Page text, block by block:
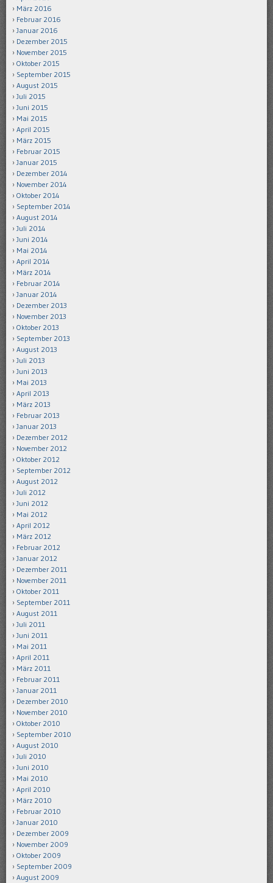
März 2016
Februar 2016
Januar 2016
Dezember 2015
November 2015
Oktober 2015
September 2015
August 2015
Juli 2015
Juni 2015
Mai 2015
April 2015
März 2015
Februar 2015
Januar 2015
Dezember 2014
November 2014
Oktober 2014
September 2014
August 2014
Juli 2014
Juni 2014
Mai 2014
April 2014
März 2014
Februar 2014
Januar 2014
Dezember 2013
November 2013
Oktober 2013
September 2013
August 2013
Juli 2013
Juni 2013
Mai 2013
April 2013
März 2013
Februar 2013
Januar 2013
Dezember 2012
November 2012
Oktober 2012
September 2012
August 2012
Juli 2012
Juni 2012
Mai 2012
April 2012
März 2012
Februar 2012
Januar 2012
Dezember 2011
November 2011
Oktober 2011
September 2011
August 2011
Juli 2011
Juni 2011
Mai 2011
April 2011
März 2011
Februar 2011
Januar 2011
Dezember 2010
November 2010
Oktober 2010
September 2010
August 2010
Juli 2010
Juni 2010
Mai 2010
April 2010
März 2010
Februar 2010
Januar 2010
Dezember 2009
November 2009
Oktober 2009
September 2009
August 2009